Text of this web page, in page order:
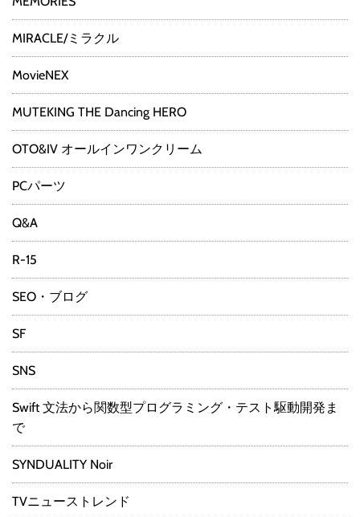
MIRACLE/ミラクル
MovieNEX
MUTEKING THE Dancing HERO
OTO&IV オールインワンクリーム
PCパーツ
Q&A
R-15
SEO・ブログ
SF
SNS
Swift 文法から関数型プログラミング・テスト駆動開発ま
で
SYNDUALITY Noir
TVニューストレンド